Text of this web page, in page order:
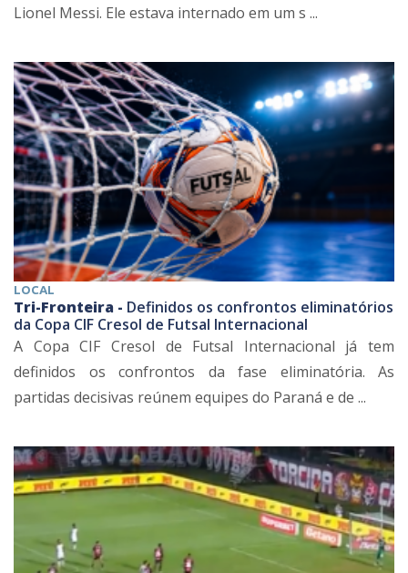
Lionel Messi. Ele estava internado em um s ...
LOCAL
Tri-Fronteira - Definidos os confrontos eliminatórios
da Copa CIF Cresol de Futsal Internacional
A Copa CIF Cresol de Futsal Internacional já tem
definidos os confrontos da fase eliminatória. As
partidas decisivas reúnem equipes do Paraná e de ...